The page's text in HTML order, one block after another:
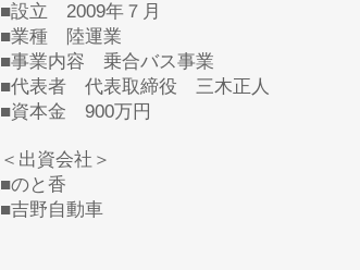
■設立 2009年７月
■業種 陸運業
■事業内容 乗合バス事業
■代表者 代表取締役 三木正人
​■資本金 900万円
＜出資会社＞
■のと香
■吉野自動車